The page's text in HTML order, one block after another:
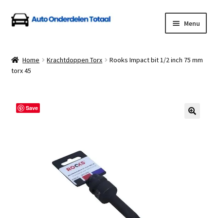
Ga
door
navigatie
Ga
naar
inhoud
Menu
Algemene Voorwaarden
Home Krachtdoppen Torx
Rooks Impact bit 1/2 inch 75 mm
torx 45
Save